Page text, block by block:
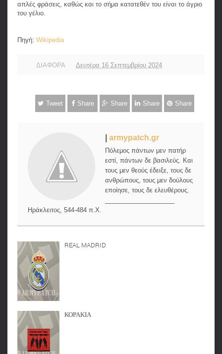
απλές φράσεις, καθώς και το σήμα κατατεθέν του είναι το άγριο
του γέλιο.
Πηγή: Wikipedia
ΔΙΑΦΟΡΑ Δευτέρα 16 Σεπτεμβρίου 2024
Tweet Share Share Share Share
armypatch.gr
Πόλεμος πάντων μεν πατήρ
εστί, πάντων δε βασιλεύς. Και
τους μεν θεούς έδειξε, τους δε
ανθρώπους, τους μεν δούλους
εποίησε, τους δε ελευθέρους.
Ηράκλειτος, 544-484 π.Χ.
REAL MADRID
ΚΟΡΑΚΙΑ